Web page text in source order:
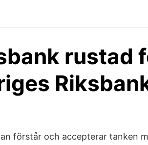
rustad
förstår och accepterar tanken